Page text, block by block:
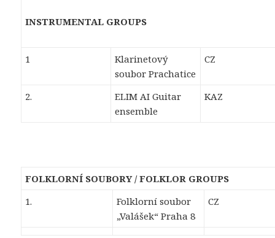
INSTRUMENTAL GROUPS
1
Klarinetový
soubor Prachatice
CZ
2.
ELIM AI Guitar
ensemble
KAZ
FOLKLORNÍ SOUBORY / FOLKLOR GROUPS
1.
Folklorní soubor
„Valášek“ Praha 8
CZ